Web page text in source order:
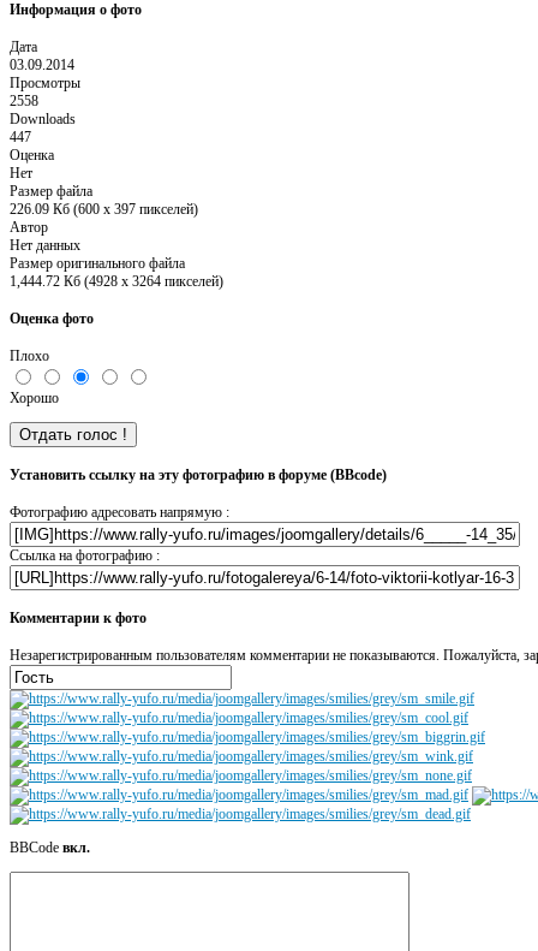
Информация о фото
Дата
03.09.2014
Просмотры
2558
Downloads
447
Оценка
Нет
Размер файла
226.09 Кб (600 x 397 пикселей)
Автор
Нет данных
Размер оригинального файла
1,444.72 Кб (4928 x 3264 пикселей)
Оценка фото
Плохо
Хорошо
Установить ссылку на эту фотографию в форуме (BBcode)
Фотографию адресовать напрямую :
Ссылка на фотографию :
Комментарии к фото
Незарегистрированным пользователям комментарии не показываются. Пожалуйста,
BBCode вкл.